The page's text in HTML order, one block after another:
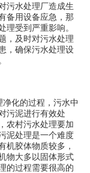
污水处理厂造成生
备用设备应急，那
理受到严重影响。
，及时对污水处理
，确保污水处理设
化的过程，污水中
污泥进行有效处
农村污水处理要加
泥处理是一个难度
机胶体物质较多，
物大多以固体形式
的过程需要很高的